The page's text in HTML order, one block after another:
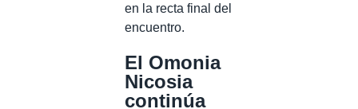
en la recta final del
encuentro.
El Omonia
Nicosia
continúa